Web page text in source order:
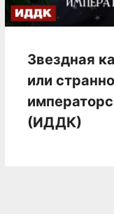
Звездная
или
(ИДДК)